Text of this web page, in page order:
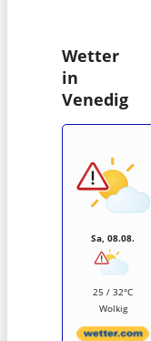
Wetter
in
Venedig
Sa, 08.08.
25 / 32°C
Wolkig